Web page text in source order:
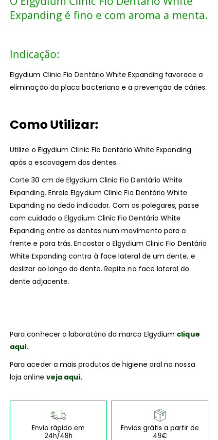
Expanding é fino e com aroma a menta.
Indicação:
Elgydium Clinic Fio Dentário White Expanding favorece a
eliminação da placa bacteriana e a prevenção de cáries.
Como Utilizar:
Utilize o Elgydium Clinic Fio Dentário White Expanding
após a escovagem dos dentes.
Corte 30 cm de Elgydium Clinic Fio Dentário White
Expanding. Enrole Elgydium Clinic Fio Dentário White
Expanding no dedo indicador. Com os polegares, passe
com cuidado o Elgydium Clinic Fio Dentário White
Expanding entre os dentes num movimento para a
frente e para trás. Encostar o Elgydium Clinic Fio Dentário
White Expanding contra à face lateral de um dente, e
deslizar ao longo do dente. Repita na face lateral do
dente adjacente.
Para conhecer o laboratório da marca Elgydium clique
aqui.
Para aceder a mais produtos de higiene oral na nossa
loja online veja aqui.
Envio rápido em
24h/48h
Envios grátis a partir de
49€